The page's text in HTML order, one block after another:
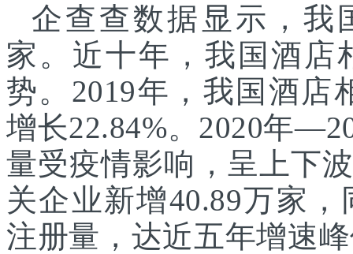
企查查数据显示，我
家。近十年，我国酒店
势。2019年，我国酒店
增长22.84%。2020年
量受疫情影响，呈上下
关企业新增40.89万家
注册量，达近五年增速